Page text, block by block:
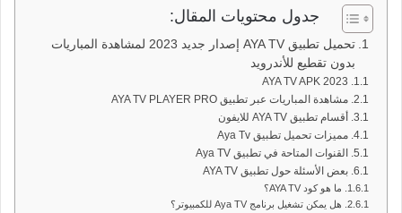
جدول محتويات المقال:
تحميل تطبيق AYA TV إصدار جديد 2023 لمشاهدة المباريات
بدون تقطيع للأندرويد
AYA TV APK 2023
مشاهدة المباريات عبر تطبيق AYA TV PLAYER PRO
أقسام تطبيق AYA TV للايفون
مميزات تحميل تطبيق Aya Tv
القنوات المتاحة في تطبيق Aya TV
بعض الأسئلة حول تطبيق AYA TV
ما هو كود AYA TV؟
هل يمكن تشغيل برنامج Aya TV للكمبيوتر؟